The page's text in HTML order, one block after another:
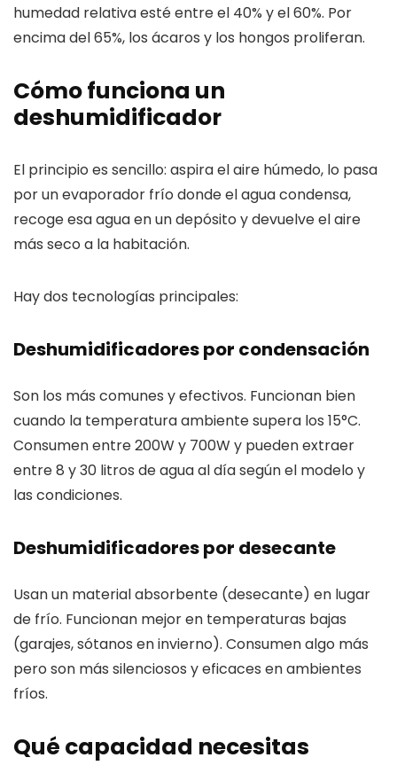
humedad relativa esté entre el 40% y el 60%. Por
encima del 65%, los ácaros y los hongos proliferan.
Cómo funciona un
deshumidificador
El principio es sencillo: aspira el aire húmedo, lo pasa
por un evaporador frío donde el agua condensa,
recoge esa agua en un depósito y devuelve el aire
más seco a la habitación.
Hay dos tecnologías principales:
Deshumidificadores por condensación
Son los más comunes y efectivos. Funcionan bien
cuando la temperatura ambiente supera los 15°C.
Consumen entre 200W y 700W y pueden extraer
entre 8 y 30 litros de agua al día según el modelo y
las condiciones.
Deshumidificadores por desecante
Usan un material absorbente (desecante) en lugar
de frío. Funcionan mejor en temperaturas bajas
(garajes, sótanos en invierno). Consumen algo más
pero son más silenciosos y eficaces en ambientes
fríos.
Qué capacidad necesitas